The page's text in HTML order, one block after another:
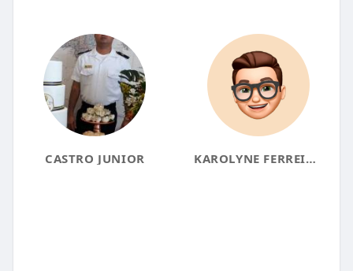
CASTRO JUNIOR KAROLYNE FERREIRA SALOMÃO